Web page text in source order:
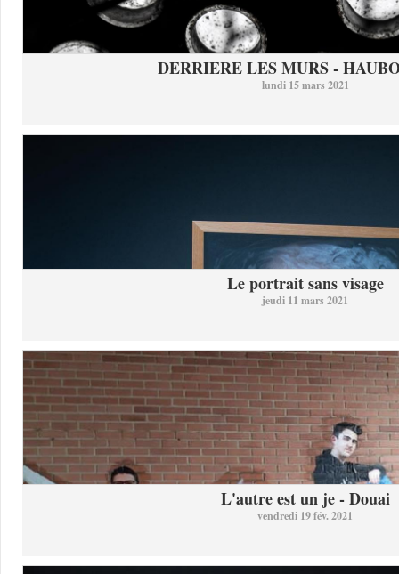
DERRIERE LES MURS -
lundi 15 mars 2021
Le portrait sans visage
jeudi 11 mars 2021
L'autre est un je - Douai
vendredi 19 fév. 2021